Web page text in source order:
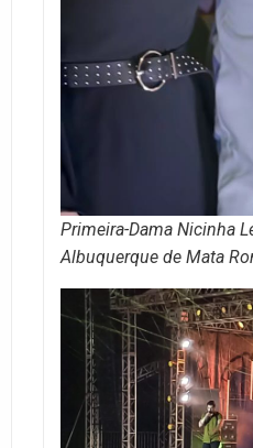
Primeira-Dama Nicinha
Albuquerque de Mata